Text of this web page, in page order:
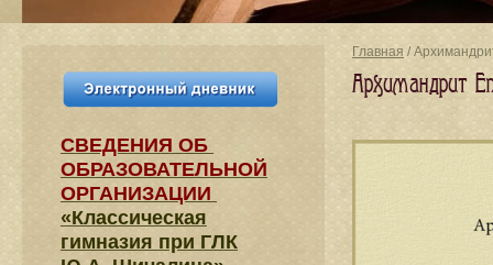
Главная /
Архимандрит
СВЕДЕНИЯ​ ОБ
ОБРАЗОВАТЕЛЬНОЙ
ОРГАНИЗАЦИИ
«Классическая
гимназия при ГЛК